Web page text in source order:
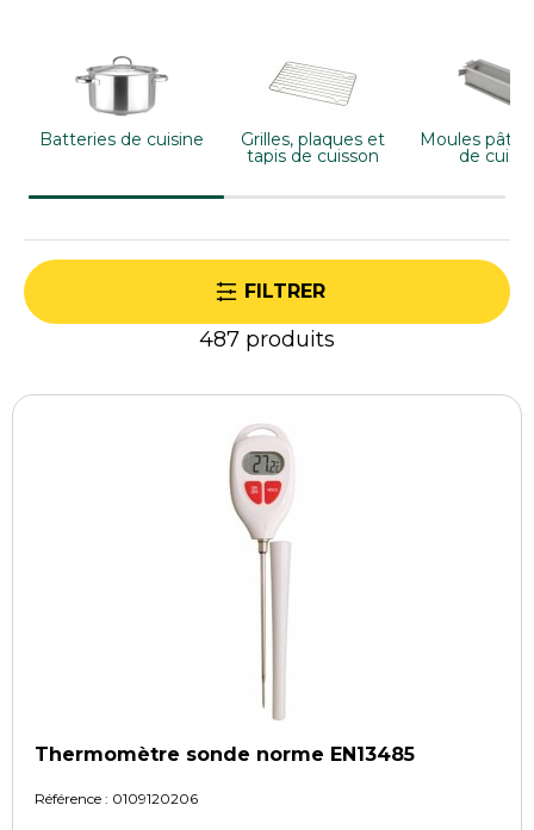
optimiser les productions et valoriser chaque
réalisation auprès des clients.
Batteries de cuisine Grilles, plaques et
tapis de cuisson
Moules
de
FILTRER
487 produits
Thermomètre sonde norme EN13485
Référence : 0109120206